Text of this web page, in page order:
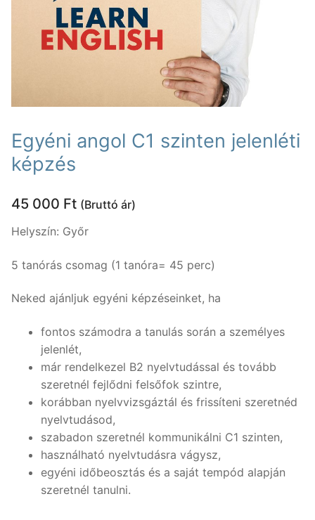
Nyelvtanfolyamok
Lakossági nyelvtanfolyamok
Szaknyelvi nyelvtanfolyamok
Vállalati nyelvtanfolyamok
Újlatin és orosz nyelv
Kapcsolat
Blog
Módszertani központ
Egyéni angol C1 szinten jelenléti
képzés
45 000 Ft (Bruttó ár)
Helyszín: Győr
5 tanórás csomag (1 tanóra= 45 perc)
Neked ajánljuk egyéni képzéseinket, ha
fontos számodra a tanulás során a személyes
jelenlét,
már rendelkezel B2 nyelvtudással és tovább
szeretnél fejlődni felsőfok szintre,
korábban nyelvvizsgáztál és frissíteni szeretnéd
nyelvtudásod,
szabadon szeretnél kommunikálni C1 szinten,
használható nyelvtudásra vágysz,
egyéni időbeosztás és a saját tempód alapján
szeretnél tanulni.